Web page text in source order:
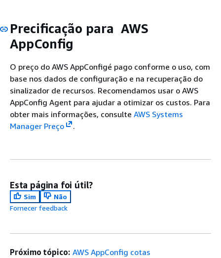
Precificação para AWS
AppConfig
O preço do AWS AppConfigé pago conforme o uso, com
base nos dados de configuração e na recuperação do
sinalizador de recursos. Recomendamos usar o AWS
AppConfig Agent para ajudar a otimizar os custos. Para
obter mais informações, consulte AWS Systems
Manager Preço
.
Esta página foi útil?
Sim
Não
Fornecer feedback
Próximo tópico: AWS AppConfig cotas